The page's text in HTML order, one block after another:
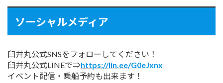
ソーシャルメディア
臼井丸公式SNSをフォローしてください！
臼井丸公式LINEで⇒https://lin.ee/G0eJxnx
イベント配信・乗船予約も出来ます！